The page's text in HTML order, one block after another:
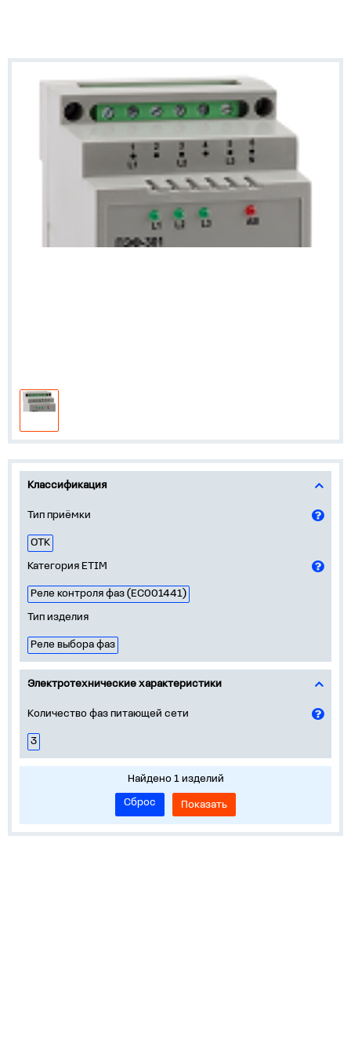
Классификация
Тип приёмки
ОТК
Категория ETIM
Реле контроля фаз (EC001441)
Тип изделия
Реле выбора фаз
Электротехнические характеристики
Количество фаз питающей сети
3
Найдено 1 изделий
Сброс
Показать